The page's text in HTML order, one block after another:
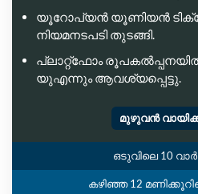
യൂറോപ്യൻ യൂണിയൻ
നിയമനടപടി തുടങ്ങി.
പ്ലാറ്റ്‌ഫോം രൂപകൽപ്പനയിൽ
യുഎന്നും ആവശ്യപ്പെട്ടു.
മുഴുവൻ
ഒടുവിലെ 10
കഴിഞ്ഞ 12